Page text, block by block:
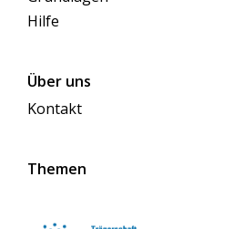
Hilfe
Über uns
Kontakt
Themen